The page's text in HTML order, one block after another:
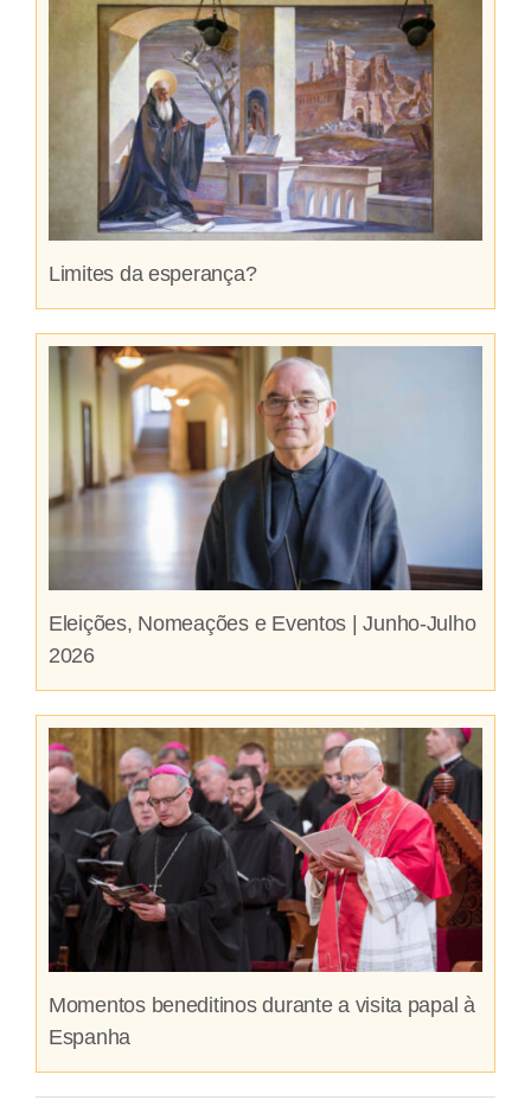
Limites da esperança?
Eleições, Nomeações e Eventos | Junho-Julho
2026
Momentos beneditinos durante a visita papal à
Espanha